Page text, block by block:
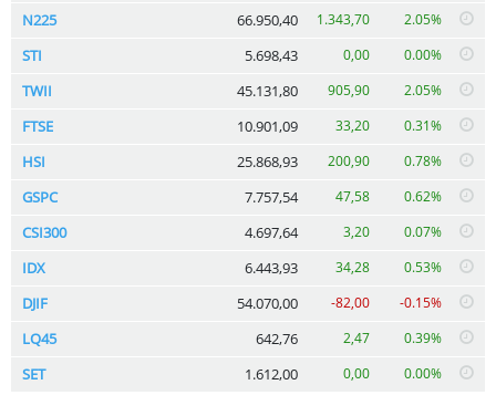
N225 66.950,40 1.343,70 2.05%
STI 5.698,43 0,00 0.00%
TWII 45.131,80 905,90 2.05%
FTSE 10.901,09 33,20 0.31%
HSI 25.868,93 200,90 0.78%
GSPC 7.757,54 47,58 0.62%
CSI300 4.697,64 3,20 0.07%
IDX 6.443,93 34,28 0.53%
DJIF 54.070,00 -82,00 -0.15%
LQ45 642,76 2,47 0.39%
SET 1.612,00 0,00 0.00%